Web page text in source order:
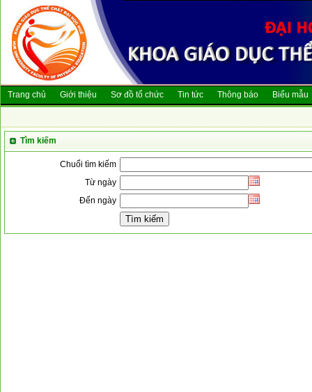
Trang chủ Giới thiệu Sơ đồ tổ chức Tin tức Thông báo Biểu mẫu
Tìm kiếm
Chuổi tìm kiếm
Từ ngày
Đến ngày